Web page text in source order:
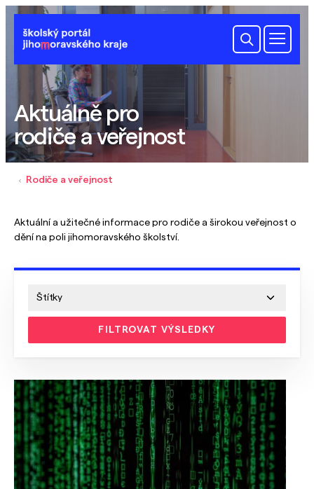
Aktuálně pro
rodiče a veřejnost
Rodiče a veřejnost
Aktuální a užitečné informace pro rodiče a širokou veřejnost o
dění na poli jihomoravského školství.
FILTROVAT VÝSLEDKY